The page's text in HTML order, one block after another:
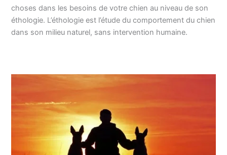
choses dans les besoins de votre chien au niveau de son
éthologie. L’éthologie est l’étude du comportement du chien
dans son milieu naturel, sans intervention humaine.